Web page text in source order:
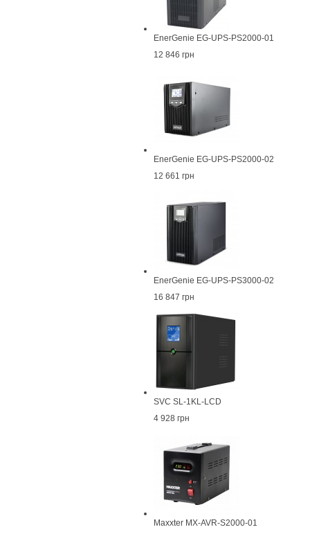
EnerGenie EG-UPS-PS2000-01
12 846 грн
EnerGenie EG-UPS-PS2000-02
12 661 грн
EnerGenie EG-UPS-PS3000-02
16 847 грн
SVC SL-1KL-LCD
4 928 грн
Maxxter MX-AVR-S2000-01